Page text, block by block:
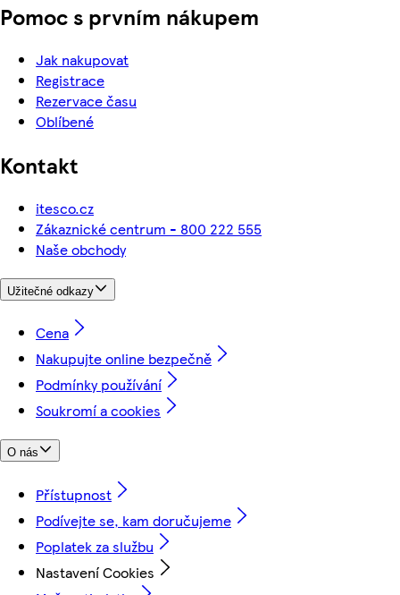
Pomoc s prvním nákupem
Jak nakupovat
Registrace
Rezervace času
Oblíbené
Kontakt
itesco.cz
Zákaznické centrum - 800 222 555
Naše obchody
Užitečné odkazy
Cena
Nakupujte online bezpečně
Podmínky používání
Soukromí a cookies
O nás
Přístupnost
Podívejte se, kam doručujeme
Poplatek za službu
Nastavení Cookies